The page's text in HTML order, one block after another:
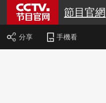
節目官網
分享 手機看